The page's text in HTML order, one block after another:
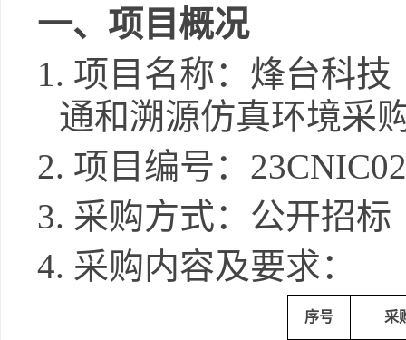
一、项目概况
1. 项目名称： 烽台科技
通和溯源仿真环境采
2. 项目编号：
3. 采购方式：公开招标
4. 采购内容及要求：
序号 采